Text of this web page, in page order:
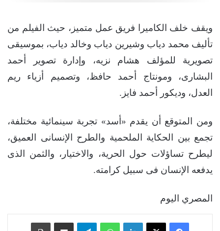
ويقف خلف الكاميرا فريق عمل متميز، حيث الفيلم من
تأليف محمد دياب وشيرين دياب وخالد دياب، بموسيقى
تصويرية للمؤلف هشام نزيه، وإدارة تصوير أحمد
البشارى، ومونتاج أحمد حافظ، وتصميم أزياء ريم
العدل، وديكور أحمد فايز.
ومن المتوقع أن يقدم «أسد» تجربة سينمائية مختلفة،
تجمع بين الحكاية الملحمية والطرح الإنسانى العميق،
ليطرح تساؤلات حول الحرية، والاختيار، والثمن الذى
يدفعه الإنسان فى سبيل كرامته.
المصري اليوم
فيسبوك ‫X لينكدإن واتساب تيلقرام